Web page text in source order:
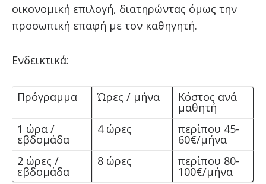
οικονομική επιλογή, διατηρώντας όμως την
προσωπική επαφή με τον καθηγητή.
Ενδεικτικά:
Πρόγραμμα Ώρες / μήνα Κόστος ανά
μαθητή
1 ώρα /
εβδομάδα
4 ώρες περίπου 45-
60€/μήνα
2 ώρες /
εβδομάδα
8 ώρες περίπου 80-
100€/μήνα